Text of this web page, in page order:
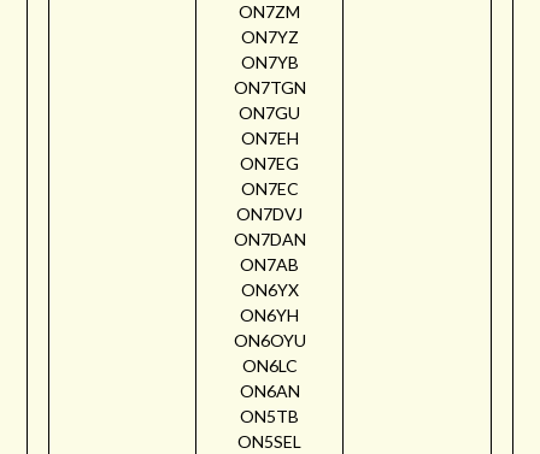
ON7ZM
ON7YZ
ON7YB
ON7TGN
ON7GU
ON7EH
ON7EG
ON7EC
ON7DVJ
ON7DAN
ON7AB
ON6YX
ON6YH
ON6OYU
ON6LC
ON6AN
ON5TB
ON5SEL